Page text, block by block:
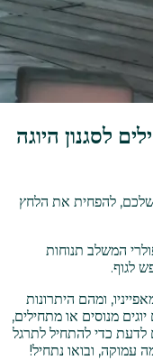
לסגנון היוגה
להפחית את הלחץ
המשלב תנוחות
לגוף.
ומהם היתרונות
מנוסים או מתחילים,
כדי להתחיל לתרגל
עמוקה, ובואו נתחיל!